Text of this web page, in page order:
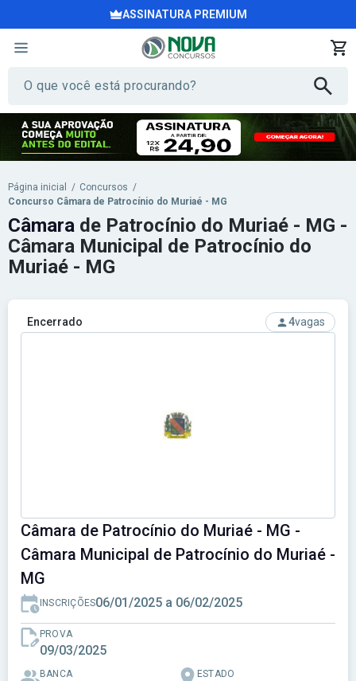
ASSINATURA PREMIUM
Página inicial / Concursos /
Concurso Câmara de Patrocínio do Muriaé - MG
Encerrado 4vagas
Câmara de Patrocínio do Muriaé - MG -
Câmara Municipal de Patrocínio do Muriaé -
MG
INSCRIÇÕES06/01/2025 a 06/02/2025
PROVA
09/03/2025
BANCA ESTADO
Câmara de Patrocínio do Muriaé - MG -
Câmara Municipal de Patrocínio do
Muriaé - MG